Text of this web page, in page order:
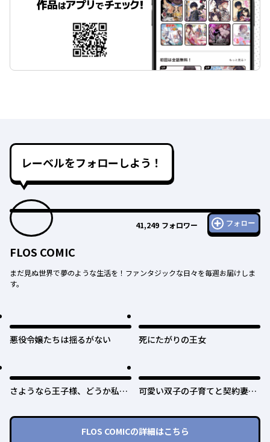
レーベルをフォローしよう！
41,249 フォロワー フォロー
FLOS COMIC
まだ見ぬ世界で夢のような生活を！ファンタジックな日々を毎週お届けしま
す。
悪役令嬢たちは揺るがない 死にたがりの王女
さようなら王子様、どうか私の
可愛い双子の子育てと契約妻は
FLOS COMICの詳細はこちら